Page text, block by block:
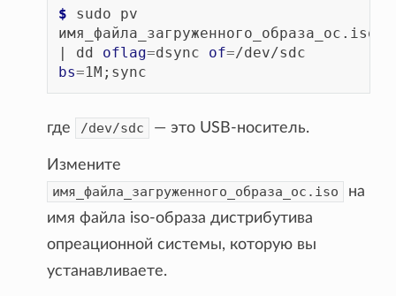
$ sudo
pv
имя_файла_загруженного_образа_ос.iso
dd oflag=dsync of=/dev/sdc
bs=1M ;
где /dev/sdc — это USB-носитель.
Измените
имя_файла_загруженного_образа_ос.iso
на
имя файла iso-образа дистрибутива
опреационной системы, которую вы
устанавливаете.